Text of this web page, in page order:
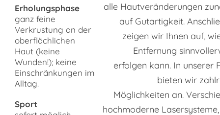
Erholungsphase
ganz feine
Verkrustung an der
oberflächlichen
Haut (keine
Wunden!); keine
Einschränkungen im
Alltag.
Sport
alle Hautveränderungen
auf Gutartigkeit.
zeigen wir Ihnen auf,
Entfernung
erfolgen kann. In unserer
bieten wir
Möglichkeiten an.
hochmoderne